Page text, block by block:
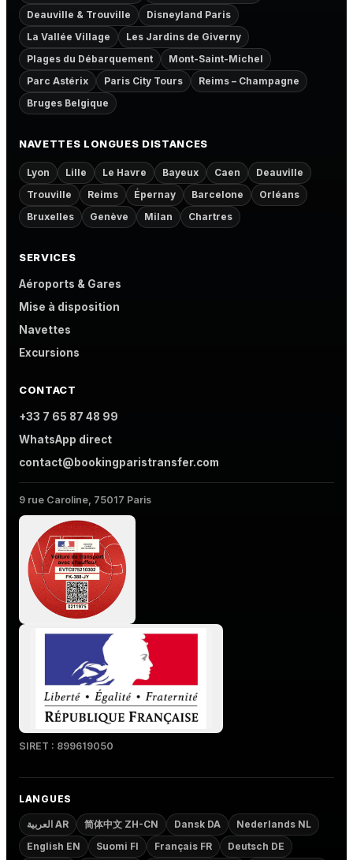
Deauville & Trouville
Disneyland Paris
La Vallée Village
Les Jardins de Giverny
Plages du Débarquement
Mont-Saint-Michel
Parc Astérix
Paris City Tours
Reims – Champagne
Bruges Belgique
NAVETTES LONGUES DISTANCES
Lyon Lille Le Havre Bayeux Caen
Deauville
Trouville
Reims Épernay Barcelone
Orléans
Bruxelles
Genève Milan Chartres
SERVICES
Aéroports & Gares
Mise à disposition
Navettes
Excursions
CONTACT
+33 7 65 87 48 99
WhatsApp direct
contact@bookingparistransfer.com
9 rue Caroline, 75017 Paris
SIRET : 899619050
LANGUES
العربية AR 简体中文 ZH-CN Dansk DA
Nederlands NL
English EN
Suomi FI Français FR
Deutsch DE